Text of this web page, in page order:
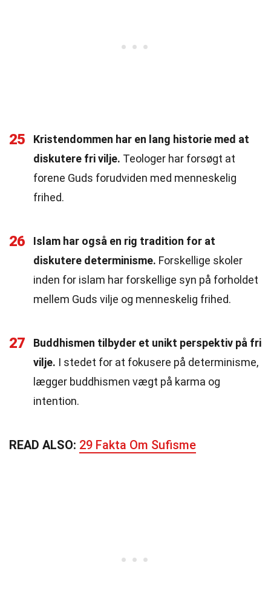
25
Kristendommen har en lang historie med at
diskutere fri vilje. Teologer har forsøgt at
forene Guds forudviden med menneskelig
frihed.
26
Islam har også en rig tradition for at
diskutere determinisme. Forskellige skoler
inden for islam har forskellige syn på forholdet
mellem Guds vilje og menneskelig frihed.
27
Buddhismen tilbyder et unikt perspektiv på fri
vilje. I stedet for at fokusere på determinisme,
lægger buddhismen vægt på karma og
intention.
READ ALSO: 29 Fakta Om Sufisme